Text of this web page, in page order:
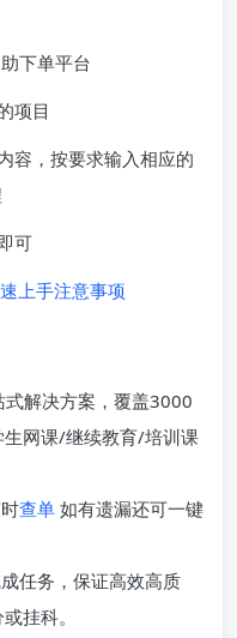
下单平台
项目
容，按要求输入相应的
可
上手注意事项
式解决方案，覆盖3000
网课/继续教育/培训课
查单 如有遗漏还可一键
任务，保证高效高质
挂科。